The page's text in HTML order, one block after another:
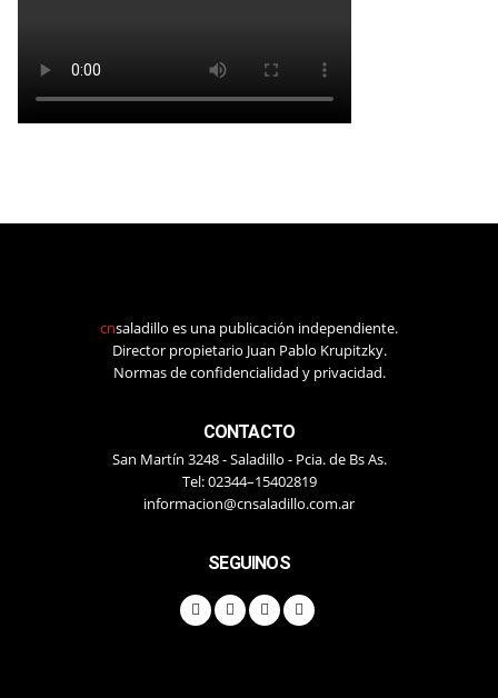
cnsaladillo es una publicación independiente.
Director propietario Juan Pablo Krupitzky.
Normas de confidencialidad y privacidad.
CONTACTO
San Martín 3248 - Saladillo - Pcia. de Bs As.
Tel: 02344–15402819
informacion@cnsaladillo.com.ar
SEGUINOS